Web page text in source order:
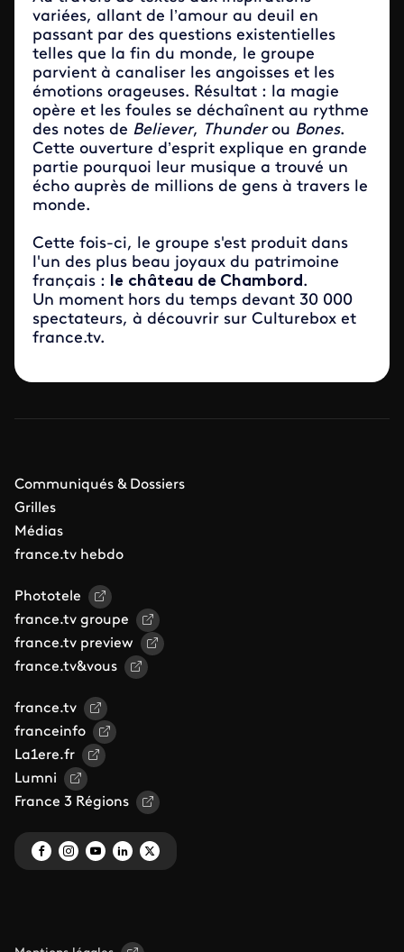
variées, allant de l’amour au deuil en
passant par des questions existentielles
telles que la fin du monde, le groupe
parvient à canaliser les angoisses et les
émotions orageuses. Résultat : la magie
opère et les foules se déchaînent au rythme
des notes de Believer, Thunderou Bones.
Cette ouverture d’esprit explique en grande
partie pourquoi leur musique a trouvé un
écho auprès de millions de gens à travers le
monde.
Cette fois-ci, le groupe s'est produit dans
l'un des plus beau joyaux du patrimoine
français : le château de Chambord.
Un moment hors du temps devant 30 000
spectateurs, à découvrir sur Culturebox et
france.tv.
Communiqués & Dossiers
Grilles
Médias
france.tv hebdo
Phototele
france.tv groupe
france.tv preview
france.tv&vous
france.tv
franceinfo
La1ere.fr
Lumni
France 3 Régions